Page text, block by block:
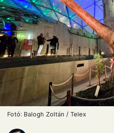
Fotó: Balogh Zoltán / Telex